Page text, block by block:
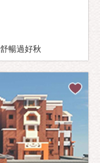
暢過好秋